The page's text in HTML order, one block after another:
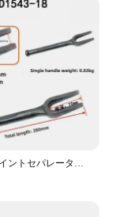
demand
ease of use
make it a
and
functional
the
grip
it's a
efficiency
ボールジョイントセパレーターツール、頑丈な鋼、タイロッドの取り外し、長いボールジョイントスプリッター、オープニングプーラー